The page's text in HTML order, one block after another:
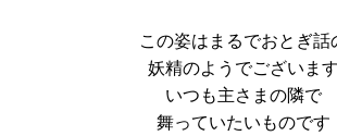
この姿はまるでおとぎ話
妖精のようでございます
いつも主さまの隣で
舞っていたいものです